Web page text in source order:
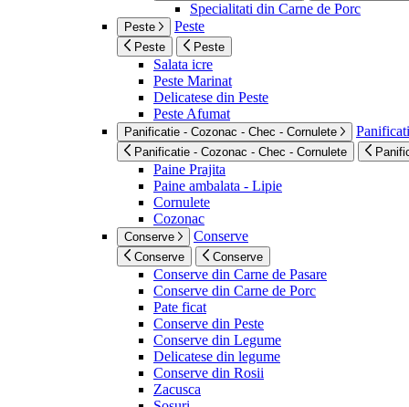
Specialitati din Carne de Porc
Peste Peste
Peste Peste
Salata icre
Peste Marinat
Delicatese din Peste
Peste Afumat
Panificatie - Cozonac - Chec - Cornulete
Panificatie - Cozonac - Chec - Cornulete
Paine Prajita
Paine ambalata - Lipie
Cornulete
Cozonac
Conserve Conserve
Conserve Conserve
Conserve din Carne de Pasare
Conserve din Carne de Porc
Pate ficat
Conserve din Peste
Conserve din Legume
Delicatese din legume
Conserve din Rosii
Zacusca